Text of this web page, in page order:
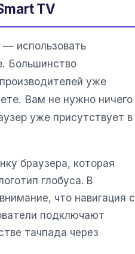
TV
использовать
Большинство
уже
Вам не нужно ничего
уже присутствует в
браузера, которая
глобуса. В
что навигация с
подключают
тачпада через